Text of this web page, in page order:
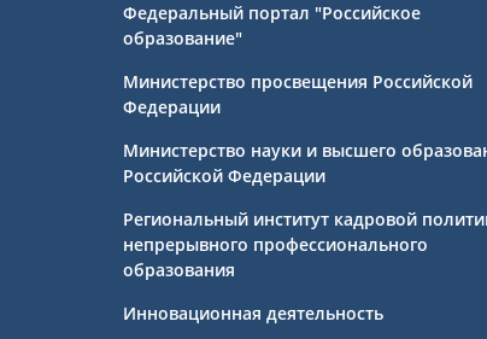
Федеральный портал "Российское
образование"
Министерство просвещения Российской
Федерации
Министерство науки и высшего
Российской Федерации
Региональный институт кадровой
непрерывного профессионального
образования
Инновационная деятельность